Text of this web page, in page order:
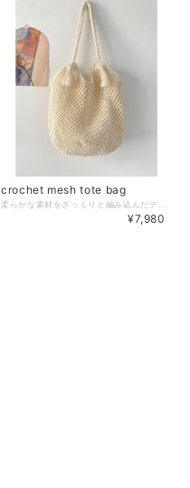
crochet mesh tote bag
¥7,980